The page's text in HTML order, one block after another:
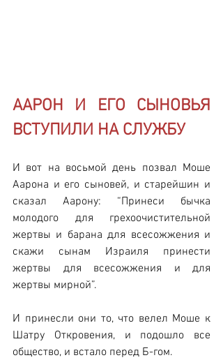
ААРОН И ЕГО СЫНОВЬЯ
ВСТУПИЛИ НА СЛУЖБУ
И вот на восьмой день позвал Моше
Аарона и его сыновей, и старейшин и
сказал Аарону: “Принеси бычка
молодого для грехоочистительной
жертвы и барана для всесожжения и
скажи сынам Израиля принести
жертвы для всесожжения и для
жертвы мирной”.
И принесли они то, что велел Моше к
Шатру Откровения, и подошло все
общество, и встало перед Б-гом.